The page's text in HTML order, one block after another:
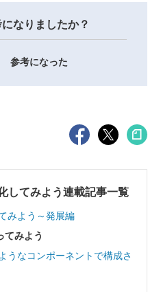
なりましたか？
参考になった
してみよう連載記事一覧
みよう～発展編
みよう
うなコンポーネントで構成さ